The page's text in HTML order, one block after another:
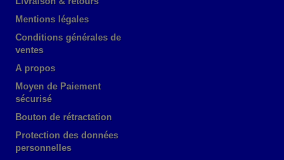
Mentions légales
Conditions générales de
ventes
A propos
Moyen de Paiement
sécurisé
Bouton de rétractation
Protection des données
personnelles